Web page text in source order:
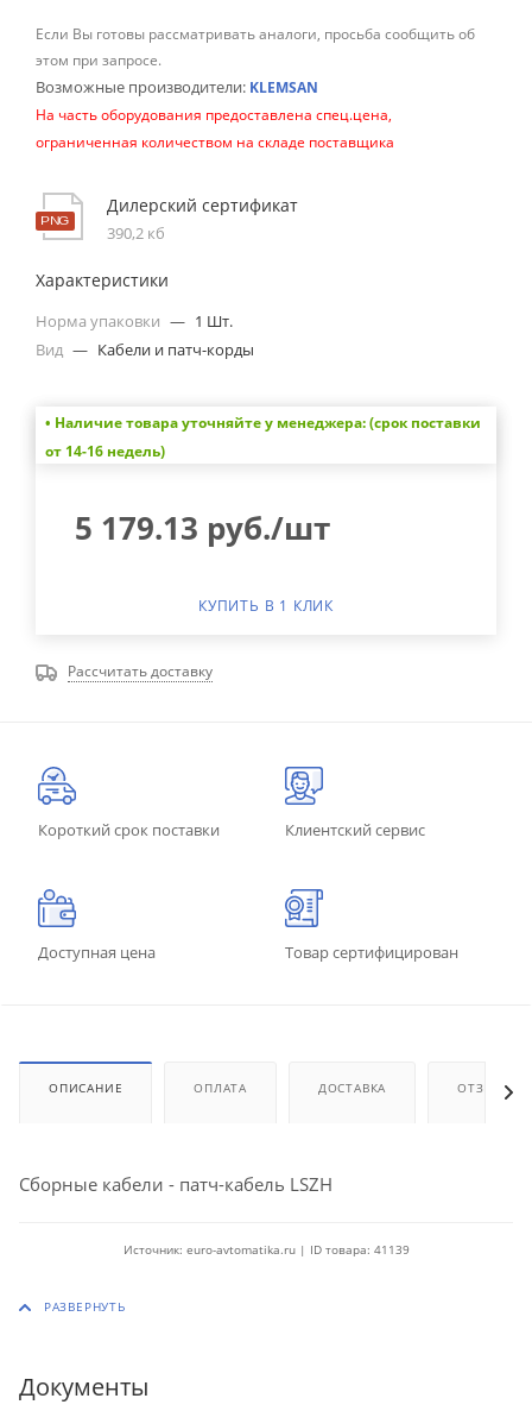
Если Вы готовы рассматривать аналоги, просьба сообщить об
этом при запросе.
Возможные производители: KLEMSAN
На часть оборудования предоставлена спец.цена,
ограниченная количеством на складе поставщика
Дилерский сертификат
390,2 кб
Характеристики
Норма упаковки — 1 Шт.
Вид — Кабели и патч-корды
• Наличие товара уточняйте у менеджера: (срок поставки
от 14-16 недель)
5 179.13 руб./шт
КУПИТЬ В 1 КЛИК
Рассчитать доставку
Короткий срок поставки Клиентский сервис
Доступная цена Товар сертифицирован
ОПИСАНИЕ ОПЛАТА ДОСТАВКА ОТЗЫВЫ
Сборные кабели - патч-кабель LSZH
Источник: euro-avtomatika.ru | ID товара: 41139
Документы